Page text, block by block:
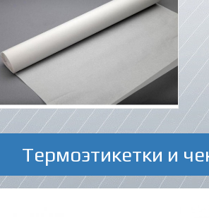
Термоэтикетки и